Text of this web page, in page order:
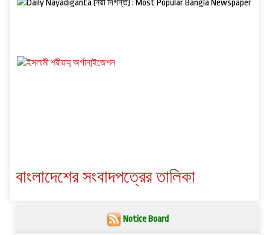
বাংলাদেশের সংবাদপত্রের তালিকা
Notice Board